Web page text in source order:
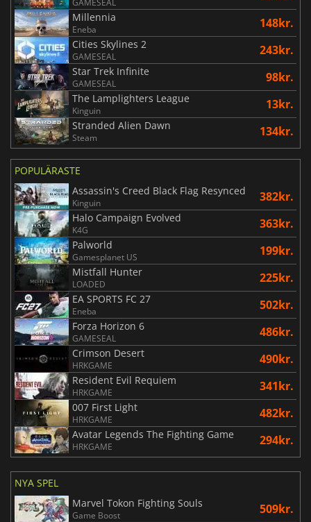
GAMESEAL
Millennia
Eneba 148kr.
Cities Skylines 2
GAMESEAL 243kr.
Star Trek Infinite
GAMESEAL 98kr.
The Lamplighters League
Kinguin 13kr.
Stranded Alien Dawn
Steam 134kr.
POPULÄRASTE
Assassin's Creed Black Flag Resynced
Kinguin 382kr.
Halo Campaign Evolved
K4G 363kr.
Palworld
Gamesplanet US 199kr.
Mistfall Hunter
LOADED 225kr.
EA SPORTS FC 27
Eneba 502kr.
Forza Horizon 6
GAMESEAL 486kr.
Crimson Desert
HRKGAME 490kr.
Resident Evil Requiem
HRKGAME 341kr.
007 First Light
HRKGAME 482kr.
Avatar Legends The Fighting Game
HRKGAME 294kr.
NYA SPEL
Marvel Tokon Fighting Souls
Game Boost 509kr.